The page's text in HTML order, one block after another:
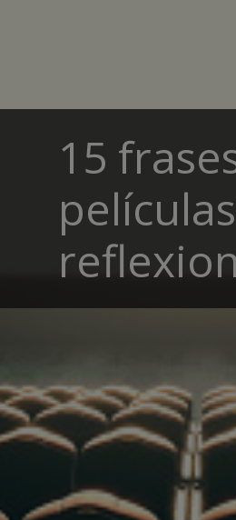
15